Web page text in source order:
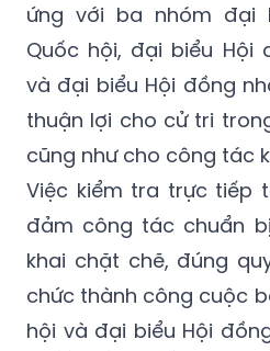
ứng với ba nhóm đại
Quốc hội, đại biểu Hội
và đại biểu Hội đồng
thuận lợi cho cử tri
cũng như cho công tác
Việc kiểm tra trực tiếp
đảm công tác chuẩn
khai chặt chẽ, đúng
chức thành công cuộc
hội và đại biểu Hội